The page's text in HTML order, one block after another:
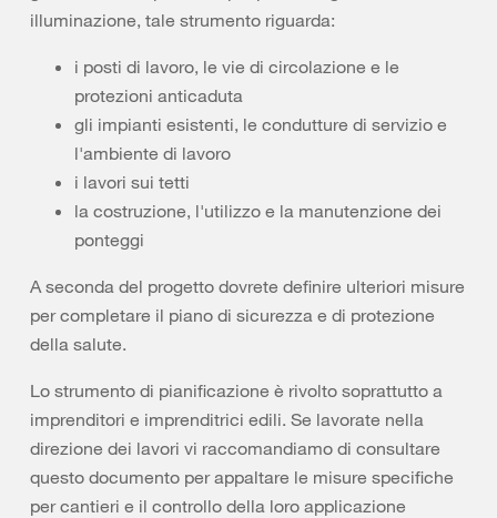
illuminazione, tale strumento riguarda:
i posti di lavoro, le vie di circolazione e le
protezioni anticaduta
gli impianti esistenti, le condutture di servizio e
l'ambiente di lavoro
i lavori sui tetti
la costruzione, l'utilizzo e la manutenzione dei
ponteggi
A seconda del progetto dovrete definire ulteriori misure
per completare il piano di sicurezza e di protezione
della salute.
Lo strumento di pianificazione è rivolto soprattutto a
imprenditori e imprenditrici edili. Se lavorate nella
direzione dei lavori vi raccomandiamo di consultare
questo documento per appaltare le misure specifiche
per cantieri e il controllo della loro applicazione